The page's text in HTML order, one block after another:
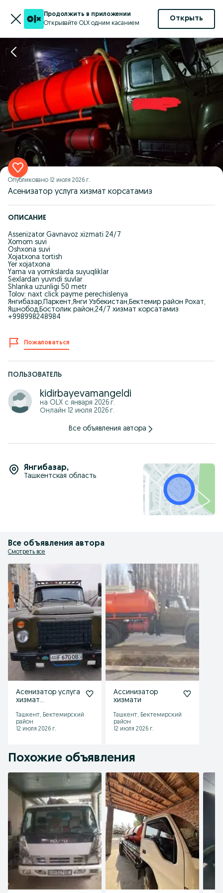
Продолжить в приложении
Открывайте OLX одним касанием
Открыть
Опубликовано 12 июля 2026 г.
Асенизатор услуга хизмат корсатамиз
ОПИСАНИЕ
Assenizator Gavnavoz xizmati 24/7
Xomom suvi
Oshxona suvi
Xojatxona tortish
Yer xojatxona
Yama va yomkslarda suyuqliklar
Sexlardan yuvndi suvlar
Shlanka uzunligi 50 metr
Tolov: naxt click payme perechislenya
Янгибазар,Паркент,Янги Узбекистан,Бектемир район Рохат,
Яшнобод,Бостолик район,24/7 хизмат корсатамиз
+998998248984
Пожаловаться
ПОЛЬЗОВАТЕЛЬ
kidirbayevamangeldi
на OLX с января 2026 г.
Онлайн 12 июля 2026 г.
Все объявления автора
Янгибазар,
Ташкентская область
Все объявления автора
Смотреть все
Асенизатор услуга
хизмат
Ташкент, Бектемирский
район
12 июля 2026 г.
Ассинизатор
хизмати
Ташкент, Бектемирский
район
12 июля 2026 г.
Похожие объявления